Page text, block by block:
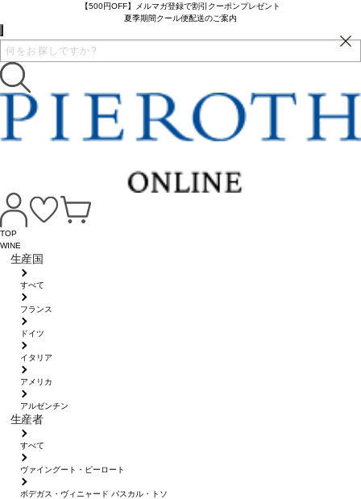
【500円OFF】メルマガ登録で割引クーポンプレゼント
夏季期間クール便配送のご案内
TOP
WINE
生産国
すべて
フランス
ドイツ
イタリア
アメリカ
アルゼンチン
生産者
すべて
ヴァイングート・ピーロート
ボデガス・ヴィニャード パスカル・トソ